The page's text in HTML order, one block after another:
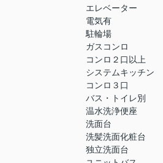
エレベーター
電気有
駐輪場
ガスコンロ
コンロ２口以上
システムキッチン
コンロ３口
バス・トイレ別
温水洗浄便座
洗面台
洗髪洗面化粧台
独立洗面台